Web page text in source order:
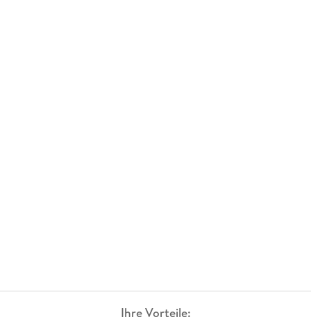
Ihre Vorteile: